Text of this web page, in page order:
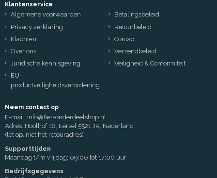
Klantenservice
Algemene voorwaarden
Betalingsbeleid
Privacy verklaring
Retourbeleid
Klachten
Contact
Over ons
Verzendbeleid
Juridische kennisgeving
Veiligheid & Conformiteit
EU-
productveiligheidsverordening
Neem contact op
E-mail: info@fietsonderdeelshop.nl
Adres: Hoolhof 16, Eersel 5521 JR, Nederland
(let op, niet het retouradres)
Supporttijden
Maandag t/m vrijdag: 09:00 tot 17:00 uur
Bedrijfsgegevens